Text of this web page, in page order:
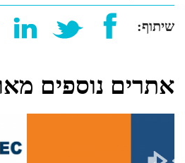
שיתוף:
אתרים נוספים